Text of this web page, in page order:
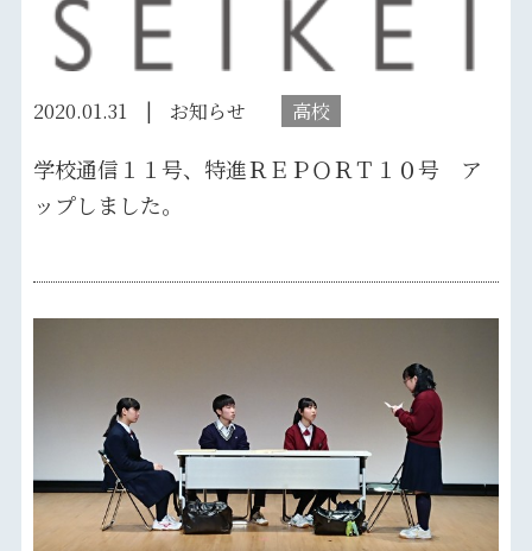
2020.01.31 お知らせ 高校
学校通信１１号、特進ＲＥＰＯＲＴ１０号 ア
ップしました。